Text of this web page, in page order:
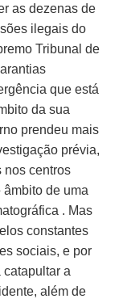
as dezenas de
ilegais do
Tribunal de
que está
da sua
prendeu mais
prévia,
nos centros
de uma
. Mas
constantes
sociais, e por
catapultar a
além de